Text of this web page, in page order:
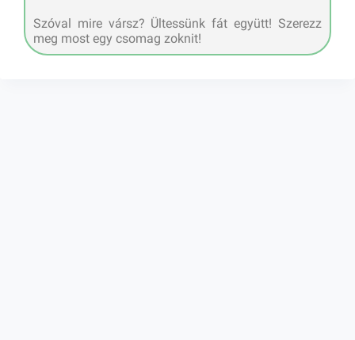
Szóval mire vársz? Ültessünk fát együtt! Szerezz
meg most egy csomag zoknit!